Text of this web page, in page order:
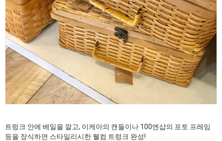
트렁크 안에 베일을 깔고, 이케아의 캔들이나 100엔샵의 포토 프레임
등을 장식하면 스타일리시한 웰컴 트렁크 완성!